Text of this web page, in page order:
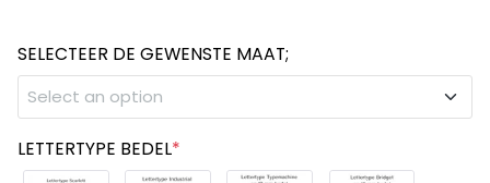
SELECTEER DE GEWENSTE MAAT;
Select an option
40 cm (kuiltje)
LETTERTYPE BEDEL*